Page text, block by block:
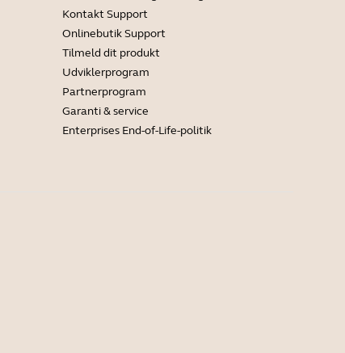
Kontakt Support
Onlinebutik Support
Tilmeld dit produkt
Udviklerprogram
Partnerprogram
Garanti & service
Enterprises End-of-Life-politik